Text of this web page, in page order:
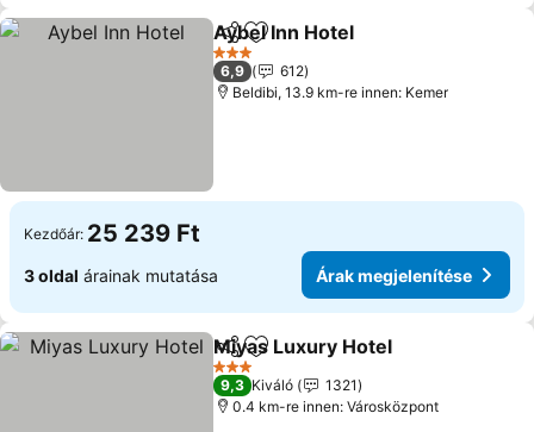
MegosztásHozzáadás a kedvencekhez
Aybel Inn Hotel
3 Kategória
6,9
612
Beldibi, 13.9 km-re innen: Kemer
Kezdőár: 25 239 Ft
3 oldal árainak mutatása Árak megjelenítése
Megosztás
Hozzáadás a kedvencekhez
Miyas Luxury Hotel
3 Kategória
9,3 Kiváló
1321
0.4 km-re innen: Városközpont